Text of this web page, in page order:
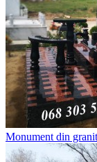
Monument din granit